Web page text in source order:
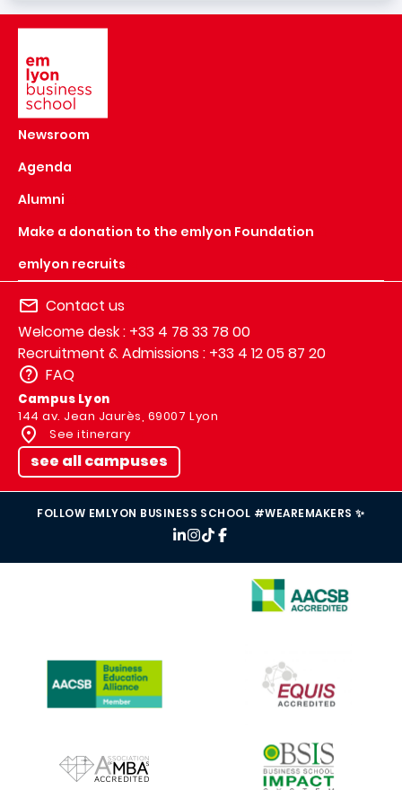
Newsroom
Agenda
Alumni
Make a donation to the emlyon Foundation
emlyon recruits
Contact us
Welcome desk : +33 4 78 33 78 00
Recruitment & Admissions : +33 4 12 05 87 20
FAQ
Campus Lyon
144 av. Jean Jaurès, 69007 Lyon
See itinerary
see all campuses
FOLLOW EMLYON BUSINESS SCHOOL #WEAREMAKERS ✨
IMAGE
IMAGE